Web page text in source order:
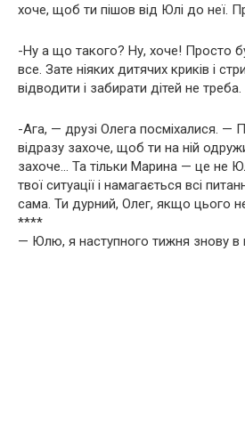
хоче, щоб ти пішов від Юлі до неї.
-Ну а що такого? Ну, хоче! Просто
все. Зате ніяких дитячих криків і
відводити і забирати дітей не
-Ага, — друзі Олега посміхалися. —
відразу захоче, щоб ти на ній
захоче… Та тільки Марина — це не
твої ситуації і намагається всі
сама. Ти дурний, Олег, якщо цього
****
— Юлю, я наступного тижня знову в